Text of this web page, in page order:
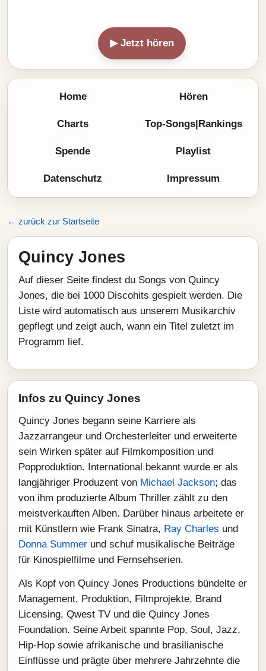
▶ Jetzt hören
Home Hören
Charts Top-Songs|Rankings
Spende Playlist
Datenschutz Impressum
← zurück zur Startseite
Quincy Jones
Auf dieser Seite findest du Songs von Quincy
Jones, die bei 1000 Discohits gespielt werden. Die
Liste wird automatisch aus unserem Musikarchiv
gepflegt und zeigt auch, wann ein Titel zuletzt im
Programm lief.
Infos zu Quincy Jones
Quincy Jones begann seine Karriere als
Jazzarrangeur und Orchesterleiter und erweiterte
sein Wirken später auf Filmkomposition und
Popproduktion. International bekannt wurde er als
langjähriger Produzent von Michael Jackson; das
von ihm produzierte Album Thriller zählt zu den
meistverkauften Alben. Darüber hinaus arbeitete er
mit Künstlern wie Frank Sinatra, Ray Charles und
Donna Summer und schuf musikalische Beiträge
für Kinospielfilme und Fernsehserien.
Als Kopf von Quincy Jones Productions bündelte er
Management, Produktion, Filmprojekte, Brand
Licensing, Qwest TV und die Quincy Jones
Foundation. Seine Arbeit spannte Pop, Soul, Jazz,
Hip‑Hop sowie afrikanische und brasilianische
Einflüsse und prägte über mehrere Jahrzehnte die